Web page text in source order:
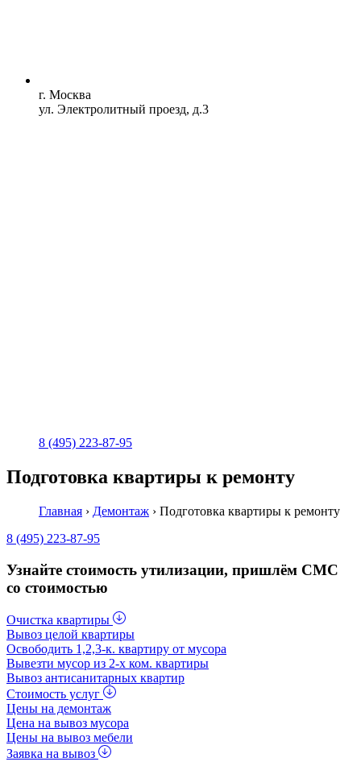
г. Москва
ул. Электролитный проезд, д.3
8 (495) 223-87-95
Подготовка квартиры к ремонту
Главная › Демонтаж › Подготовка квартиры к ремонту
8 (495) 223-87-95
Узнайте стоимость утилизации, пришлём СМС
со стоимостью
Очистка квартиры
Вывоз целой квартиры
Освободить 1,2,3-к. квартиру от мусора
Вывезти мусор из 2-x ком. квартиры
Вывоз антисанитарных квартир
Стоимость услуг
Цены на демонтаж
Цена на вывоз мусора
Цены на вывоз мебели
Заявка на вывоз